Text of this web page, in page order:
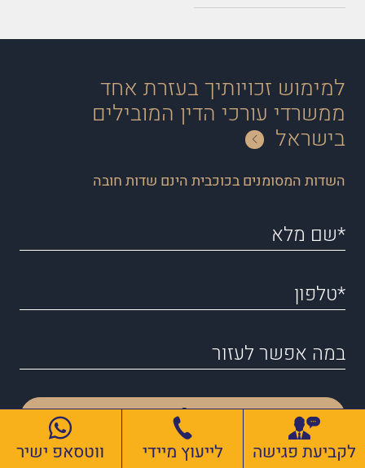
לקביעת פגישה לייעוץ מיידי ווטסאפ ישיר
למימוש זכויותיך בעזרת אחד
ממשרדי עורכי הדין המובילים
בישראל
השדות המסומנים בכוכבית הינם שדות חובה
שלח